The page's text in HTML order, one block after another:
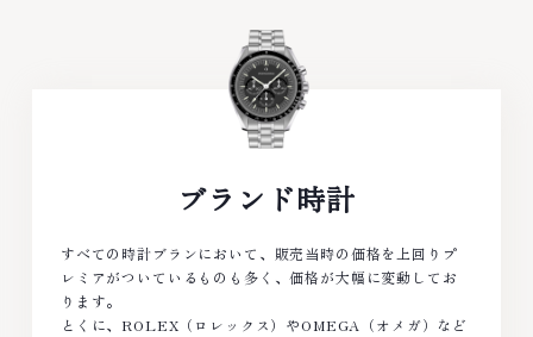
ブランド時計
すべての時計ブランにおいて、販売当時の価格を上回りプ
レミアがついているものも多く、価格が大幅に変動してお
ります。
とくに、ROLEX（ロレックス）やOMEGA（オメガ）など